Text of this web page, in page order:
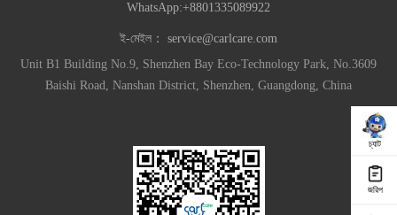
চ্যাট
জরিপ
WhatsApp:+8801335089922
ই-মেইল： service@carlcare.com
Unit B1 Building No.9, Shenzhen Bay Eco-Technology Park, No.3609
Baishi Road, Nanshan District, Shenzhen, Guangdong, China